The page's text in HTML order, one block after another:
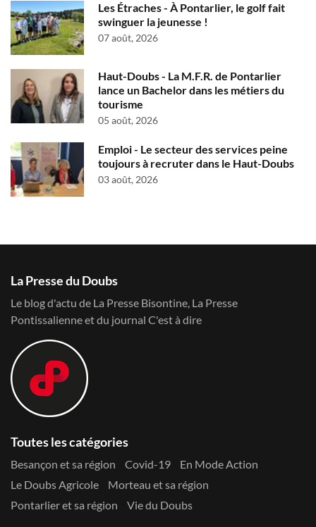
Les Étraches - À Pontarlier, le golf fait
swinguer la jeunesse !
07 août, 2026
Haut-Doubs - La M.F.R. de Pontarlier
lance un Bachelor dans les métiers du
tourisme
05 août, 2026
Emploi - Le secteur des services peine
toujours à recruter dans le Haut-Doubs
03 août, 2026
La Presse du Doubs
Le blog d'actu de La Presse Bisontine, La Presse
Pontissalienne et du journal C'est à dire
Toutes les catégories
Besançon et sa région Covid-19
En Mode Action
Le Doubs Agricole
Morteau et sa région
Pontarlier et sa région
Vie du Doubs